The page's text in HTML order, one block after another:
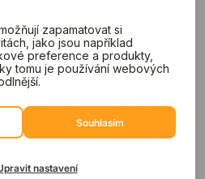
Jakuba Zýku, který se u nás
jako zkušenýHELIOS
Zýka přináší nadšení pro
do naší otevřené a přátelské
dojmy z prvního měsíce? A co
s informačním systémem